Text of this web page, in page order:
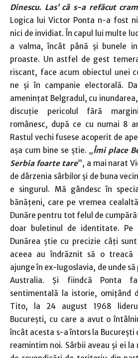
Dinescu. Las’ că s-a refăcut
Logica lui Victor Ponta n-a fost
nici de invidiat. În capul lui multe
a valma, încât până şi bunele
proaste. Un astfel de gest
riscant, face acum obiectul unei
ne şi în campanie electorală.
ameninţat Belgradul, cu
discuţie pericolul fără
românesc, după ce cu numai 8
Rastul vechi fusese acoperit de
aşa cum bine se ştie. „Îmi place
Serbia foarte tare”, a mai narat
de dârzenia sârbilor şi de buna
e singurul. Mă gândesc în
bănăţeni, care pe vremea
Dunăre pentru tot felul de
doar buletinul de identitate.
Dunărea ştie cu precizie câţi
aceea au îndrăznit să o treacă
ajunge în ex-Iugoslavia, de unde
Australia. Şi fiindcă Ponta
sentimentală la istorie, omiţând
Tito, la 24 august 1968
Bucureşti, cu care a avut o
încât acesta s-a întors la Bucureşti
reamintim noi. Sârbii aveau şi ei